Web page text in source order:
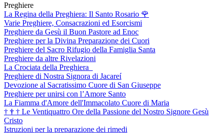
Preghiere
La Regina della Preghiera: Il Santo Rosario 🌹
Varie Preghiere, Consacrazioni ed Esorcismi
Preghiere da Gesù il Buon Pastore ad Enoc
Preghiere per la Divina Preparazione dei Cuori
Preghiere del Sacro Rifugio della Famiglia Santa
Preghiere da altre Rivelazioni
La Crociata della Preghiera
Preghiere di Nostra Signora di Jacareí
Devozione al Sacratissimo Cuore di San Giuseppe
Preghiere per unirsi con l’Amore Santo
La Fiamma d'Amore dell'Immacolato Cuore di Maria
† † † Le Ventiquattro Ore della Passione del Nostro Signore Gesù
Cristo
Istruzioni per la preparazione dei rimedi